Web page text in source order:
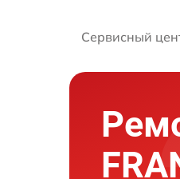
Сервисный